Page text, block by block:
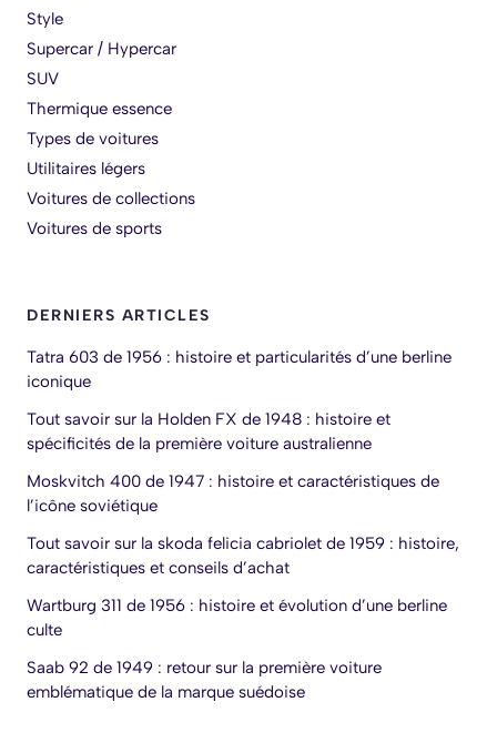
Style
Supercar / Hypercar
SUV
Thermique essence
Types de voitures
Utilitaires légers
Voitures de collections
Voitures de sports
DERNIERS ARTICLES
Tatra 603 de 1956 : histoire et particularités d’une berline
iconique
Tout savoir sur la Holden FX de 1948 : histoire et
spécificités de la première voiture australienne
Moskvitch 400 de 1947 : histoire et caractéristiques de
l’icône soviétique
Tout savoir sur la skoda felicia cabriolet de 1959 : histoire,
caractéristiques et conseils d’achat
Wartburg 311 de 1956 : histoire et évolution d’une berline
culte
Saab 92 de 1949 : retour sur la première voiture
emblématique de la marque suédoise